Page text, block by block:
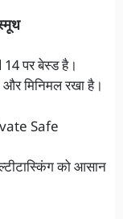
पर बेस्ड है।
मिनिमल रखा है।
Safe
को आसान